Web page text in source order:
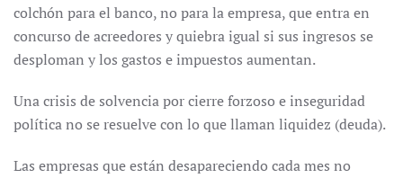
colchón para el banco, no para la empresa, que entra en
concurso de acreedores y quiebra igual si sus ingresos se
desploman y los gastos e impuestos aumentan.
Una crisis de solvencia por cierre forzoso e inseguridad
política no se resuelve con lo que llaman liquidez (deuda).
Las empresas que están desapareciendo cada mes no